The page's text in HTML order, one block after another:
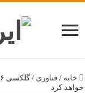
خانه / فناوری /
خواهد کرد